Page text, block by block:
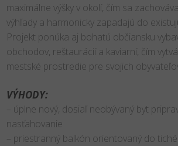
maximálne výšky v okolí, čím sa
výhľady a harmonicky zapadajú do
Projekt ponúka aj bohatú občiansku
obchodov, reštaurácií a kaviarní, čím
mestské prostredie pre svojich
VÝHODY:
– úplne nový, dosiaľ neobývaný byt
nasťahovanie
– priestranný balkón orientovaný do